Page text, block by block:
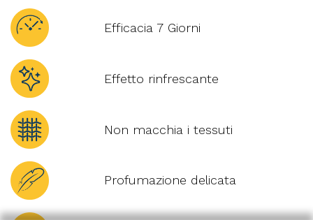
Efficacia 7 Giorni
Effetto rinfrescante
Non macchia i tessuti
Profumazione delicata